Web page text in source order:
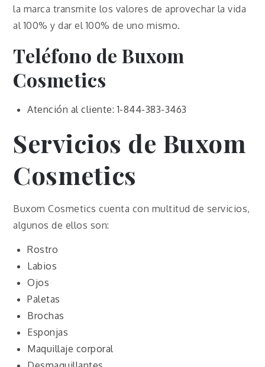
la marca transmite los valores de aprovechar la vida
al 100% y dar el 100% de uno mismo.
Teléfono de Buxom
Cosmetics
Atención al cliente: 1-844-383-3463
Servicios de Buxom
Cosmetics
Buxom Cosmetics cuenta con multitud de servicios,
algunos de ellos son:
Rostro
Labios
Ojos
Paletas
Brochas
Esponjas
Maquillaje corporal